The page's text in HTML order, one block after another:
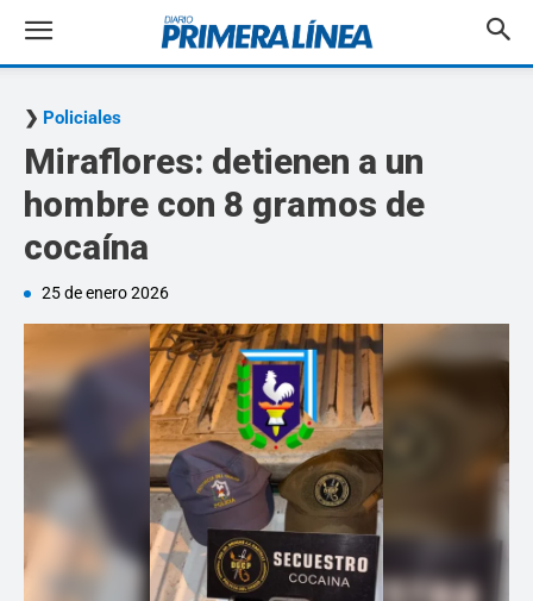
Policiales
Miraflores: detienen a un
hombre con 8 gramos de
cocaína
25 de enero 2026